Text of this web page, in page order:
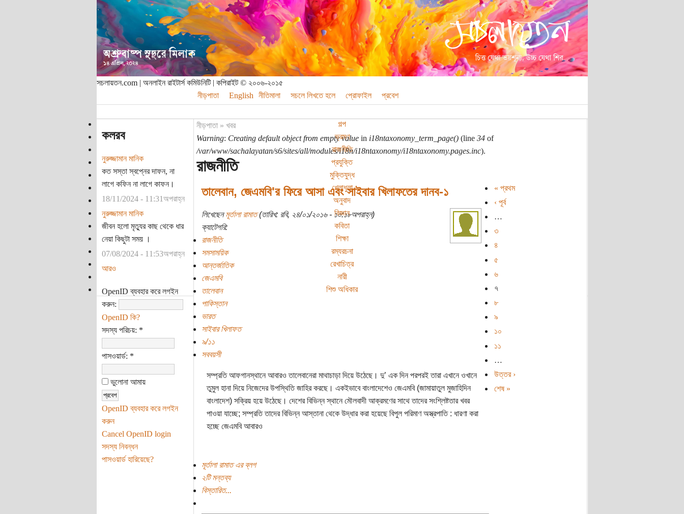
সচলায়তন.com | অনলাইন রাইটার্স কমিউনিটি | কপিরাইট © ২০০৬-২০১৫
নীড়পাতা
English নীতিমালা সচলে লিখতে হলে প্রোফাইল প্রবেশ
গল্প
ভ্রমণ
রাজনীতি
প্রযুক্তি
মুক্তিযুদ্ধ
খেলাধুলা
অনুবাদ
বিজ্ঞান
কবিতা
শিক্ষা
রম্যরচনা
রেখাচিত্র
নারী
শিশু অধিকার
কলরব
নুরুজ্জামান মানিক
কত সস্তা স্বপ্নের দাফন, না
লাগে কফিন না লাগে কাফন।
18/11/2024 - 11:31অপরাহ্ন
নুরুজ্জামান মানিক
জীবন হলো মৃত্যুর কাছ থেকে ধার
নেয়া কিছুটা সময় ।
07/08/2024 - 11:53অপরাহ্ন
আরও
OpenID ব্যবহার করে লগইন
করুন:
OpenID কি?
সদস্য পরিচয়: *
পাসওয়ার্ড: *
ভুলোনা আমায়
OpenID ব্যবহার করে লগইন
করুন
Cancel OpenID login
সদস্য নিবন্ধন
পাসওয়ার্ড হারিয়েছে?
নীড়পাতা» খবর
Warning: Creating default object from empty valuein i18ntaxonomy_term_page()(line 34of
/var/www/sachalayatan/s6/sites/all/modules/i18n/i18ntaxonomy/i18ntaxonomy.pages.inc).
রাজনীতি
তালেবান, জেএমবি'র ফিরে আসা এবং সাইবার খিলাফতের দানব-১
লিখেছেনমূর্তালা রামাত(তারিখ: রবি, ২৪/০১/২০১৬ - ১০:১৮অপরাহ্ন)
ক্যাটেগরি:
রাজনীতি
সমসাময়িক
আন্তর্জাতিক
জেএমবি
তালেবান
পাকিস্তান
ভারত
সাইবার খিলাফত
৯/১১
সববয়সী
সম্প্রতি আফগানস্থানে আবারও তালেবানেরা মাথাচাড়া দিয়ে উঠেছে। দু’ এক দিন পরপরই তারা এখানে ওখানে
তুমুল হানা দিয়ে নিজেদের উপস্থিতি জাহির করছে। একইভাবে বাংলাদেশেও জেএমবি (জামায়াতুল মুজাহিদিন
বাংলাদেশ) সক্রিয় হয়ে উঠেছে। দেশের বিভিন্ন স্থানে মৌলবাদী আক্রমণের সাথে তাদের সংশ্লিষ্টতার খবর
পাওয়া যাচ্ছে; সম্প্রতি তাদের বিভিন্ন আস্তানা থেকে উদ্ধার করা হয়েছে বিপুল পরিমাণ অস্ত্রপাতি : ধারণা করা
হচ্ছে জেএমবি আবারও
মূর্তালা রামাত এর ব্লগ
২টি মন্তব্য
বিস্তারিত...
« প্রথম
‹ পূর্ব
…
৩
৪
৫
৬
৭
৮
৯
১০
১১
…
উত্তর ›
শেষ »